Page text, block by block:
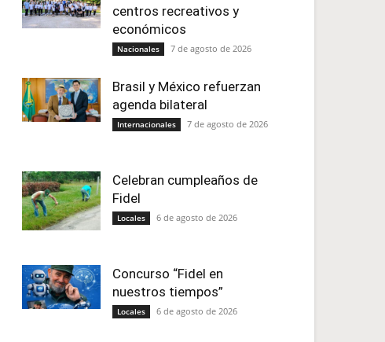
centros recreativos y
económicos
Nacionales 7 de agosto de 2026
Brasil y México refuerzan
agenda bilateral
Internacionales 7 de agosto de 2026
Celebran cumpleaños de
Fidel
Locales 6 de agosto de 2026
Concurso “Fidel en
nuestros tiempos”
Locales 6 de agosto de 2026